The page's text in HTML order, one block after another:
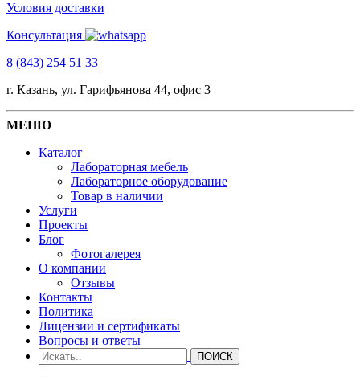
Условия доставки
Консультация
8 (843) 254 51 33
г. Казань, ул. Гарифьянова 44, офис 3
МЕНЮ
Каталог
Лабораторная мебель
Лабораторное оборудование
Товар в наличии
Услуги
Проекты
Блог
Фотогалерея
О компании
Отзывы
Контакты
Политика
Лицензии и сертификаты
Вопросы и ответы